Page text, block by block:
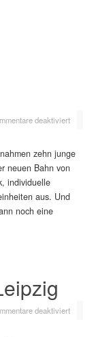
deaktiviert
zehn junge
neuen Bahn von
individuelle
aus. Und
noch eine
deaktiviert